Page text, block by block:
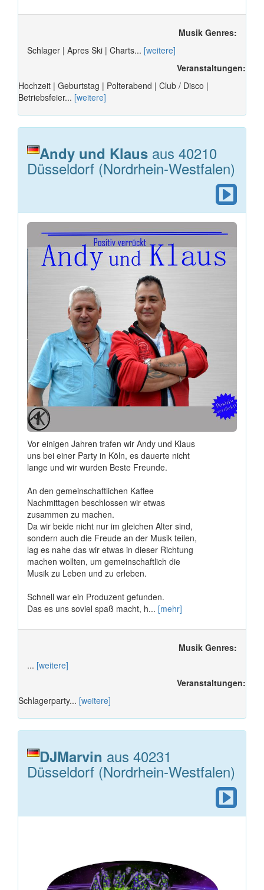
Musik Genres:
Schlager | Apres Ski | Charts... [weitere]
Veranstaltungen:
Hochzeit | Geburtstag | Polterabend | Club / Disco |
Betriebsfeier... [weitere]
Andy und Klaus aus 40210
Düsseldorf (Nordrhein-Westfalen)
Vor einigen Jahren trafen wir Andy und Klaus
uns bei einer Party in Köln, es dauerte nicht
lange und wir wurden Beste Freunde.
An den gemeinschaftlichen Kaffee
Nachmittagen beschlossen wir etwas
zusammen zu machen.
Da wir beide nicht nur im gleichen Alter sind,
sondern auch die Freude an der Musik teilen,
lag es nahe das wir etwas in dieser Richtung
machen wollten, um gemeinschaftlich die
Musik zu Leben und zu erleben.
Schnell war ein Produzent gefunden.
Das es uns soviel spaß macht, h... [mehr]
Musik Genres:
... [weitere]
Veranstaltungen:
Schlagerparty... [weitere]
DJMarvin aus 40231
Düsseldorf (Nordrhein-Westfalen)